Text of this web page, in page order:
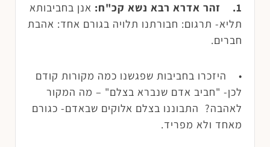
1. זהר אדרא רבא נשא קכ"ח:
אנן בחביבותא
תליא- תרגום: חבורתנו תלויה בגורם אחד: אהבת
חברים.
• היזכרו בחביבות שפגשנו כמה מקורות קודם
לכן- "חביב אדם שנברא בצלם" – מה המקור
לאהבה? התבוננו בצלם אלוקים שבאדם- כגורם
מאחד ולא מפריד.